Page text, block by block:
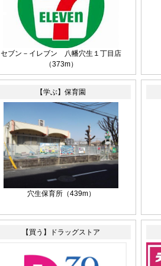
セブン－イレブン 八幡穴生１丁目店
（373m）
【学ぶ】保育園
穴生保育所（439m）
【買う】ドラッグストア